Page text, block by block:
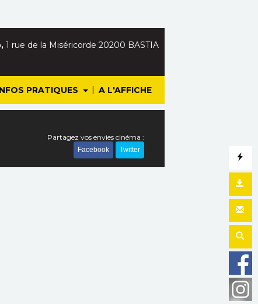
PRATIQUES | A L'AFFICHE
1 rue de la Miséricorde 20200 BASTIA
Partagez vos envies cinéma :
Facebook Twitter